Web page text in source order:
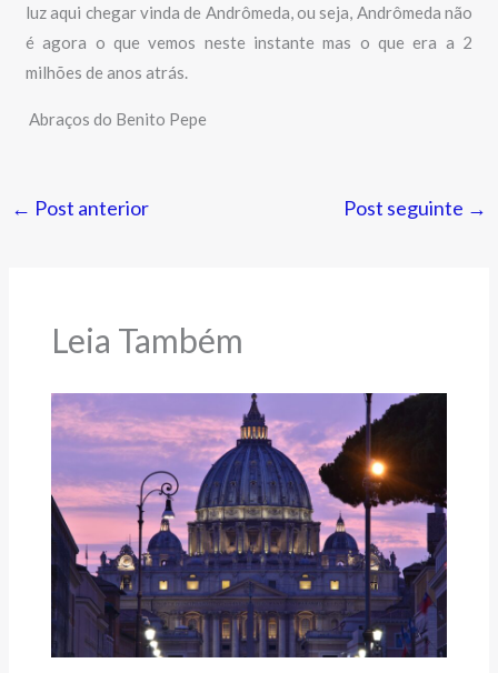
luz aqui chegar vinda de Andrômeda, ou seja, Andrômeda não
é agora o que vemos neste instante mas o que era a 2
milhões de anos atrás.
Abraços do Benito Pepe
← Post anterior Post seguinte →
Leia Também